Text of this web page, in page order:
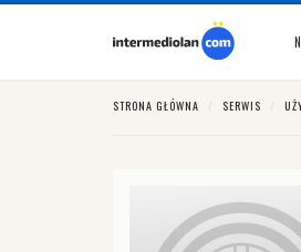
STRONA GŁÓWNA SERWIS